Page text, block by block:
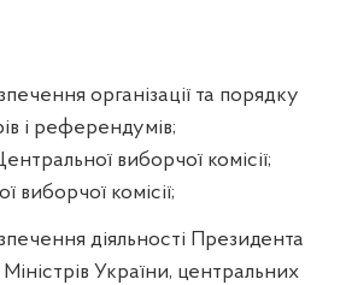
організації та порядку
і референдумів;
виборчої комісії;
виборчої комісії;
діяльності Президента
України, центральних